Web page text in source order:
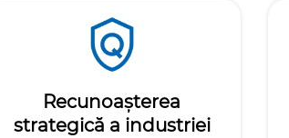
Recunoașterea
strategică a industriei